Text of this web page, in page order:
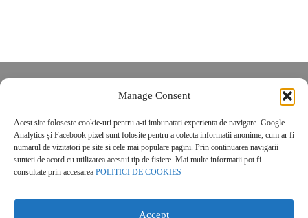
Manage Consent
Acest site foloseste cookie-uri pentru a-ti imbunatati experienta de navigare. Google
Analytics și Facebook pixel sunt folosite pentru a colecta informatii anonime, cum ar fi
numarul de vizitatori pe site si cele mai populare pagini. Prin continuarea navigarii
sunteti de acord cu utilizarea acestui tip de fisiere. Mai multe informatii pot fi
consultate prin accesarea POLITICI DE COOKIES
Accept
POLITICĂ DE CONFIDENȚIALITATE
Politica de cookies